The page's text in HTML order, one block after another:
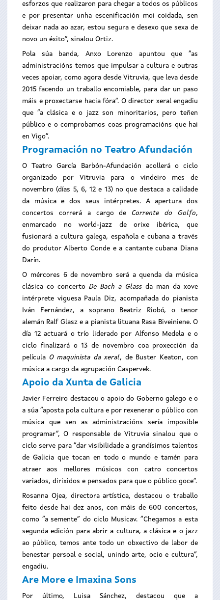
esforzos que realizaron para chegar a todos os públicos
e por presentar unha escenificación moi coidada, sen
deixar nada ao azar, estou segura e desexo que sexa de
novo un éxito”, sinalou Ortiz.
Pola súa banda, Anxo Lorenzo apuntou que “as
administracións temos que impulsar a cultura e outras
veces apoiar, como agora desde Vitruvia, que leva desde
2015 facendo un traballo encomiable, para dar un paso
máis e proxectarse hacia fóra”. O director xeral engadiu
que “a clásica e o jazz son minoritarios, pero teñen
público e o comprobamos coas programacións que hai
en Vigo”.
Programación no Teatro Afundación
O Teatro García Barbón-Afundación acollerá o ciclo
organizado por Vitruvia para o vindeiro mes de
novembro (días 5, 6, 12 e 13) no que destaca a calidade
da música e dos seus intérpretes. A apertura dos
concertos correrá a cargo de Corrente do Golfo,
enmarcado no world-jazz de orixe ibérica, que
fusionará a cultura galega, española e cubana a través
do produtor Alberto Conde e a cantante cubana Diana
Darín.
O mércores 6 de novembro será a quenda da música
clásica co concerto De Bach a Glass da man da xove
intérprete viguesa Paula Diz, acompañada do pianista
Iván Fernández, a soprano Beatriz Riobó, o tenor
alemán Ralf Glasz e a pianista lituana Rasa Biveiniene. O
día 12 actuará o trío liderado por Alfonso Medela e o
ciclo finalizará o 13 de novembro coa proxección da
película O maquinista da xeral, de Buster Keaton, con
música a cargo da agrupación Caspervek.
Apoio da Xunta de Galicia
Javier Ferreiro destacou o apoio do Goberno galego e o
a súa “aposta pola cultura e por rexenerar o público con
música que sen as administracións sería imposible
programar”, O responsable de Vitruvia sinalou que o
ciclo serve para “dar visibilidade a grandísimos talentos
de Galicia que tocan en todo o mundo e tamén para
atraer aos mellores músicos con catro concertos
variados, dirixidos e pensados para que o público goce”.
Rosanna Ojea, directora artística, destacou o traballo
feito desde hai dez anos, con máis de 600 concertos,
como “a semente” do ciclo Musicav. “Chegamos a esta
segunda edición para abrir a cultura, a clásica e o jazz
ao público, temos ante todo un obxectivo de labor de
benestar persoal e social, unindo arte, ocio e cultura”,
engadiu.
Are More e Imaxina Sons
Por último, Luisa Sánchez, destacou que a